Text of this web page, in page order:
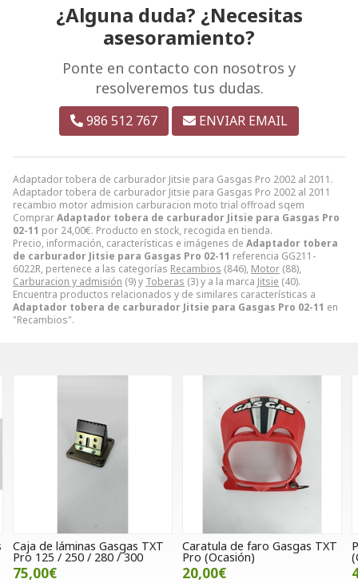
Adaptador tobera de carburador Jitsie para Gasgas Pro 2002 al 2011.
Adaptador tobera de carburador Jitsie para Gasgas Pro 2002 al 2011
recambio motor admision carburacion moto trial offroad sqem
ComprarAdaptador tobera de carburador Jitsie para Gasgas Pro
02-11 por 24,00€. Producto en stock, recogida en tienda.
Precio, información, características e imágenes de Adaptador tobera
de carburador Jitsie para Gasgas Pro 02-11 referencia GG211-
6022R, pertenece a las categorías Recambios (846), Motor (88),
Carburacion y admisión (9) y Toberas (3) y a la marca Jitsie (40).
Encuentra productos relacionados y de similares características a
Adaptador tobera de carburador Jitsie para Gasgas Pro 02-11 en
"Recambios".
¿Alguna duda? ¿Necesitas
asesoramiento?
Ponte en contacto con nosotros y
resolveremos tus dudas.
986 512 767 ENVIAR EMAIL
Caja de láminas Gasgas TXT
Pro 125 / 250 / 280 / 300
75,00€
Caratula de faro Gasgas TXT
Pro (Ocasión)
20,00€